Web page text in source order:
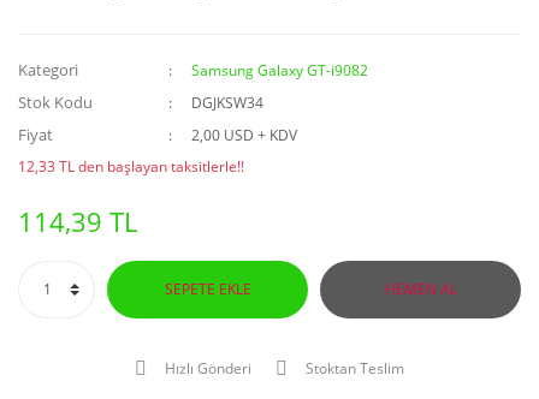
Kategori Samsung Galaxy GT-i9082
Stok Kodu DGJKSW34
Fiyat
2,00 USD + KDV
12,33 TL den başlayan taksitlerle!!
114,39 TL
SEPETE EKLE HEMEN AL
Hızlı Gönderi Stoktan Teslim